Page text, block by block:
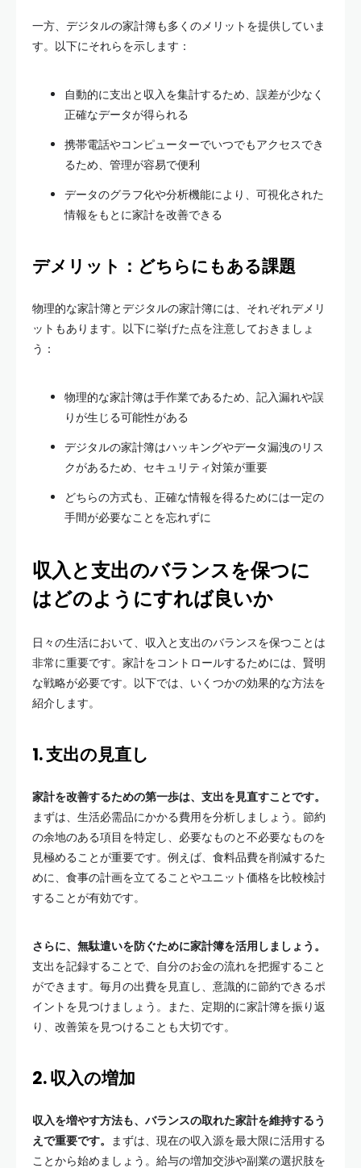
一方、デジタルの家計簿も多くのメリットを提供していま
す。以下にそれらを示します：
自動的に支出と収入を集計するため、誤差が少なく
正確なデータが得られる
携帯電話やコンピューターでいつでもアクセスでき
るため、管理が容易で便利
データのグラフ化や分析機能により、可視化された
情報をもとに家計を改善できる
デメリット：どちらにもある課題
物理的な家計簿とデジタルの家計簿には、それぞれデメリ
ットもあります。以下に挙げた点を注意しておきましょ
う：
物理的な家計簿は手作業であるため、記入漏れや誤
りが生じる可能性がある
デジタルの家計簿はハッキングやデータ漏洩のリス
クがあるため、セキュリティ対策が重要
どちらの方式も、正確な情報を得るためには一定の
手間が必要なことを忘れずに
収入と支出のバランスを保つに
はどのようにすれば良いか
日々の生活において、収入と支出のバランスを保つことは
非常に重要です。家計をコントロールするためには、賢明
な戦略が必要です。以下では、いくつかの効果的な方法を
紹介します。
1. 支出の見直し
家計を改善するための第一歩は、支出を見直すことです。
まずは、生活必需品にかかる費用を分析しましょう。節約
の余地のある項目を特定し、必要なものと不必要なものを
見極めることが重要です。例えば、食料品費を削減するた
めに、食事の計画を立てることやユニット価格を比較検討
することが有効です。
さらに、無駄遣いを防ぐために家計簿を活用しましょう。
支出を記録することで、自分のお金の流れを把握すること
ができます。毎月の出費を見直し、意識的に節約できるポ
イントを見つけましょう。また、定期的に家計簿を振り返
り、改善策を見つけることも大切です。
2. 収入の増加
収入を増やす方法も、バランスの取れた家計を維持するう
えで重要です。 まずは、現在の収入源を最大限に活用する
ことから始めましょう。給与の増加交渉や副業の選択肢を